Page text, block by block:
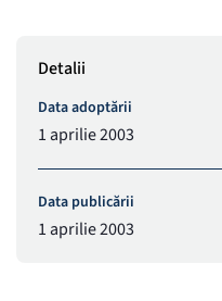
Detalii
Data adoptării
1 aprilie 2003
Data publicării
1 aprilie 2003